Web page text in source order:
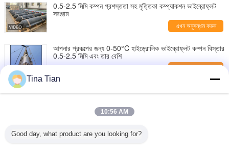
0.5-2.5 মিমি কম্পন প্রশস্ততা সহ মৃত্তিকা কম্প্যাকশন ভাইব্রোফ্লট
সরঞ্জাম
এখন অনুসন্ধান করুন
আপনার প্রকল্পের জন্য 0-50°C হাইড্রোলিক ভাইব্রোফ্লট কম্পন বিস্তার
0.5-2.5 মিমি এবং তার বেশি
১৭৬ কিলোওয়াট পাওয়ার প্যাক হাইড্রোলিক ভাইব্রোফ্লট তরলীকরণের
প্রতিরোধের মাটির স্তর ফ্রিকোয়েন্সিতে অভিযোজিত
Tina Tian
10:56 AM
Good day, what product are you looking for?